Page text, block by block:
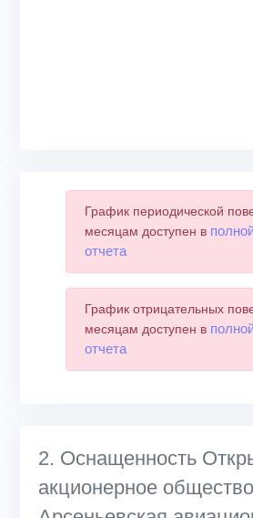
График периодической
месяцам доступен в
отчета
График отрицательных
месяцам доступен в
отчета
2. Оснащенность
акционерное общество